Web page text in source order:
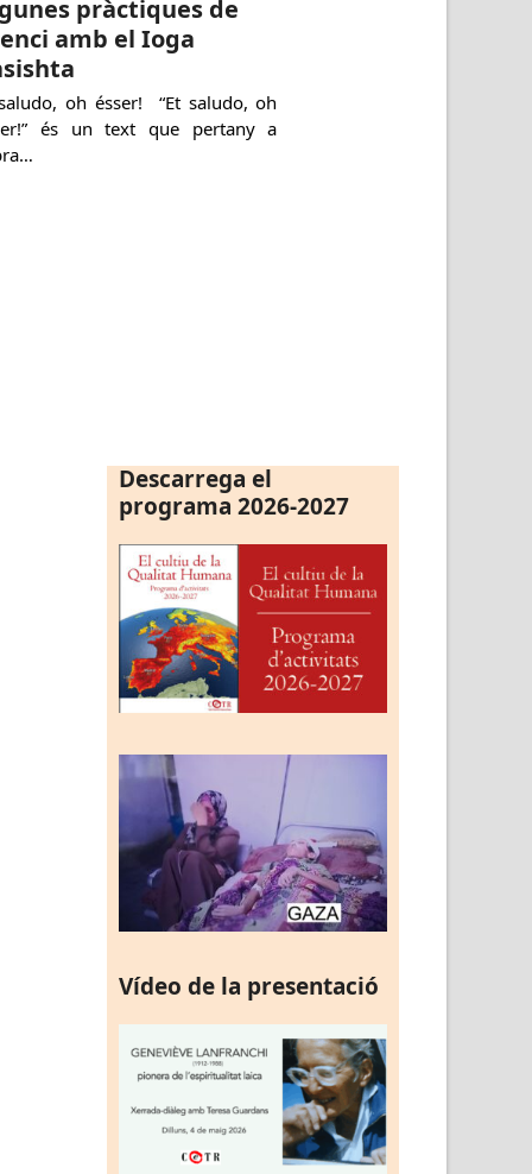
pràctiques de
amb el Ioga
oh ésser! “Et saludo, oh
és un text que pertany a
Descarrega el
programa 2026-2027
Vídeo de la presentació